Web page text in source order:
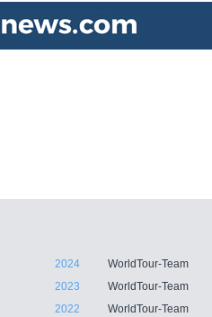
2024
WorldTour-Team
2023
WorldTour-Team
2022
WorldTour-Team